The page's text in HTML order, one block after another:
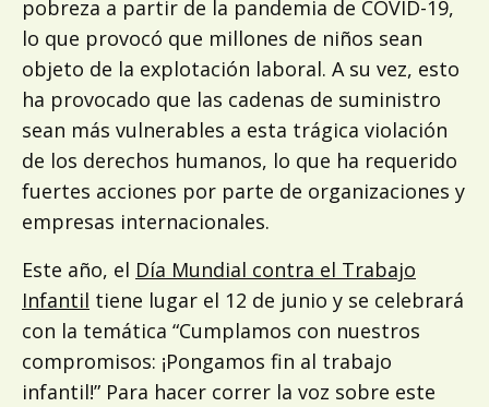
pobreza a partir de la pandemia de COVID-19,
lo que provocó que millones de niños sean
objeto de la explotación laboral. A su vez, esto
ha provocado que las cadenas de suministro
sean más vulnerables a esta trágica violación
de los derechos humanos, lo que ha requerido
fuertes acciones por parte de organizaciones y
empresas internacionales.
Este año, el Día Mundial contra el Trabajo
Infantil tiene lugar el 12 de junio y se celebrará
con la temática “Cumplamos con nuestros
compromisos: ¡Pongamos fin al trabajo
infantil!” Para hacer correr la voz sobre este